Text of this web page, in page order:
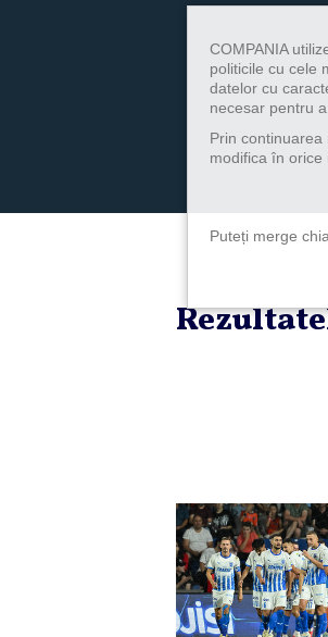
COMPANIA
politicile cu cele
datelor cu
necesar pentru
Prin
modifica în orice
Puteți merge